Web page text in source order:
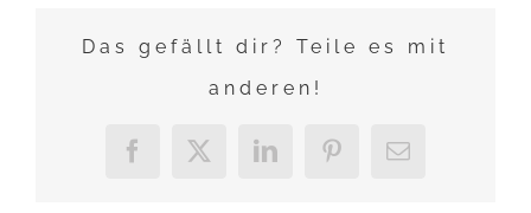
Das gefällt dir? Teile es mit
anderen!
Facebook
X LinkedInPinterest
E-